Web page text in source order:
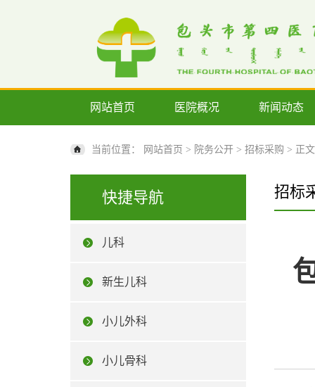
网站首页 医院概况 新闻动态
当前位置： 网站首页 > 院务公开 > 招标采购 > 正文
快捷导航
儿科
新生儿科
小儿外科
小儿骨科
招标